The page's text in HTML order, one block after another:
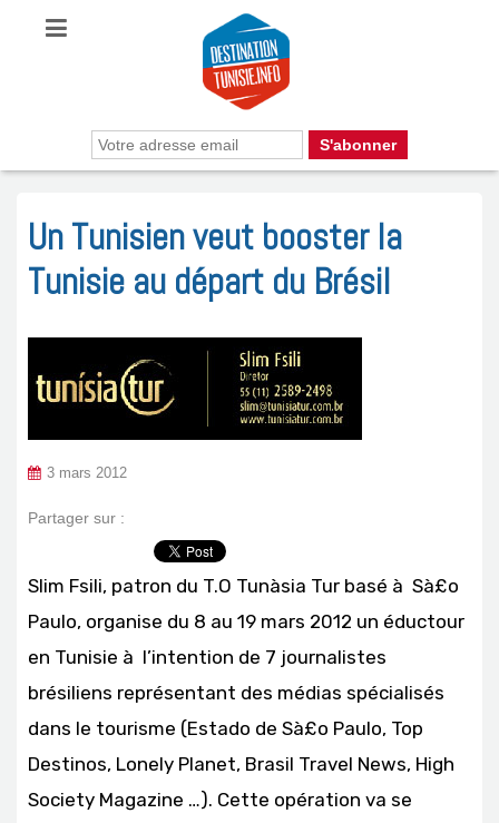
Un Tunisien veut booster la
Tunisie au départ du Brésil
3 mars 2012
Partager sur :
Slim Fsili, patron du T.O Tunà­sia Tur basé à Sà£o
Paulo, organise du 8 au 19 mars 2012 un éductour
en Tunisie à l’intention de 7 journalistes
brésiliens représentant des médias spécialisés
dans le tourisme (Estado de Sà£o Paulo, Top
Destinos, Lonely Planet, Brasil Travel News, High
Society Magazine …). Cette opération va se